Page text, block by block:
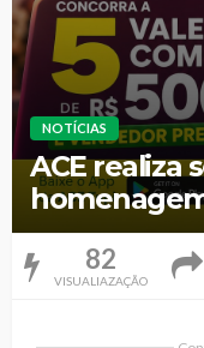
NOTÍCIAS
ACE realiza
82
VISUALIAZAÇÃO